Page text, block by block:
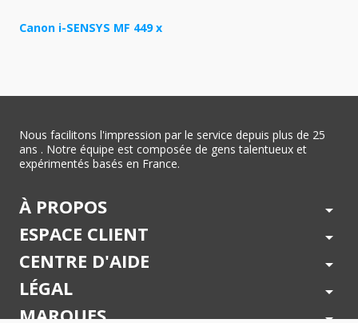
Canon i-SENSYS MF 449 x
Nous facilitons l'impression par le service depuis plus de 25
ans . Notre équipe est composée de gens talentueux et
expérimentés basés en France.
À PROPOS arrow_drop_down
ESPACE CLIENT arrow_drop_down
CENTRE D'AIDE arrow_drop_down
LÉGAL arrow_drop_down
MARQUES arrow_drop_down